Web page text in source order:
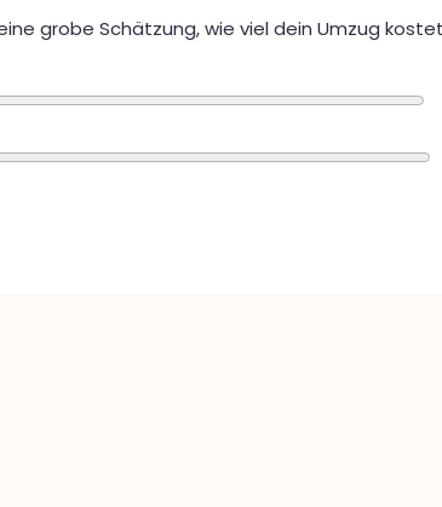
grobe Schätzung, wie viel dein Umzug